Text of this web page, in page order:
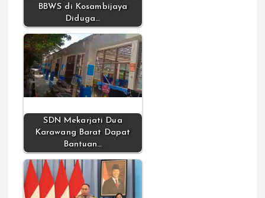
BBWS di Kosambijaya
Diduga…
SDN Mekarjati Dua
Karawang Barat Dapat
Bantuan…